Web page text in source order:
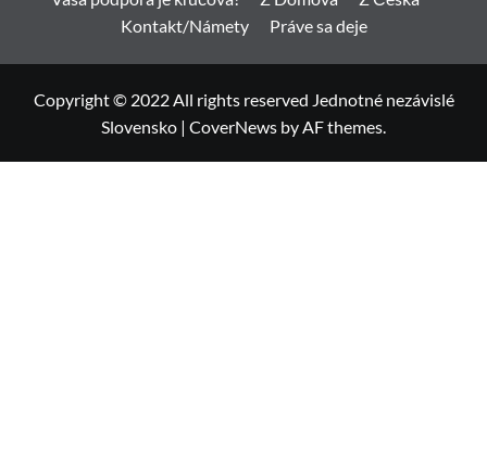
Kontakt/Námety
Práve sa deje
Copyright © 2022 All rights reserved Jednotné nezávislé
Slovensko | CoverNews by AF themes.